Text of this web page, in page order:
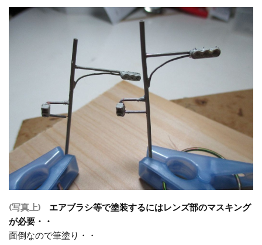
(写真上)
エアブラシ等で塗装するにはレンズ部のマスキング
が必要・・
面倒なので筆塗り・・